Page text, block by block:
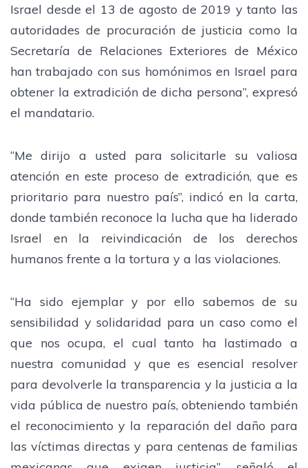
Israel desde el 13 de agosto de 2019 y tanto las
autoridades de procuración de justicia como la
Secretaría de Relaciones Exteriores de México
han trabajado con sus homónimos en Israel para
obtener la extradición de dicha persona”, expresó
el mandatario.
“Me dirijo a usted para solicitarle su valiosa
atención en este proceso de extradición, que es
prioritario para nuestro país”, indicó en la carta,
donde también reconoce la lucha que ha liderado
Israel en la reivindicación de los derechos
humanos frente a la tortura y a las violaciones.
“Ha sido ejemplar y por ello sabemos de su
sensibilidad y solidaridad para un caso como el
que nos ocupa, el cual tanto ha lastimado a
nuestra comunidad y que es esencial resolver
para devolverle la transparencia y la justicia a la
vida pública de nuestro país, obteniendo también
el reconocimiento y la reparación del daño para
las víctimas directas y para centenas de familias